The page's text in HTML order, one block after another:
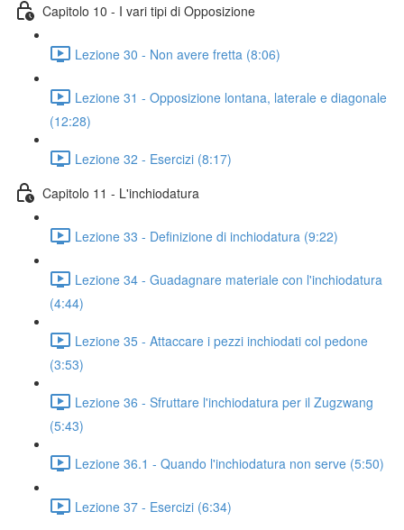
Capitolo 10 - I vari tipi di Opposizione
Lezione 30 - Non avere fretta (8:06)
Lezione 31 - Opposizione lontana, laterale e diagonale
(12:28)
Lezione 32 - Esercizi (8:17)
Capitolo 11 - L'inchiodatura
Lezione 33 - Definizione di inchiodatura (9:22)
Lezione 34 - Guadagnare materiale con l'inchiodatura
(4:44)
Lezione 35 - Attaccare i pezzi inchiodati col pedone
(3:53)
Lezione 36 - Sfruttare l'inchiodatura per il Zugzwang
(5:43)
Lezione 36.1 - Quando l'inchiodatura non serve (5:50)
Lezione 37 - Esercizi (6:34)